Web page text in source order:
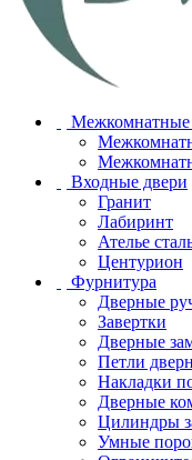
Межкомнатные
Входные двери
Гранит
Лабиринт
Ателье
Центурион
Фурнитура
Дверные
Завертки
Дверные
Петли
Накладки
Дверные
Цилиндры
Умные